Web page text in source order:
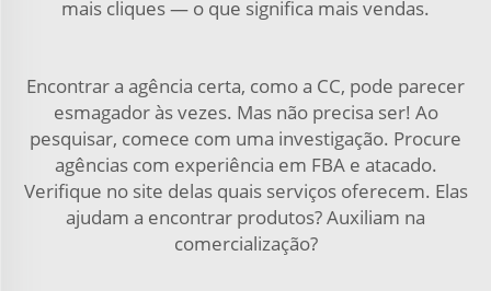
mais cliques — o que significa mais vendas.
Encontrar a agência certa, como a CC, pode parecer
esmagador às vezes. Mas não precisa ser! Ao
pesquisar, comece com uma investigação. Procure
agências com experiência em FBA e atacado.
Verifique no site delas quais serviços oferecem. Elas
ajudam a encontrar produtos? Auxiliam na
comercialização?